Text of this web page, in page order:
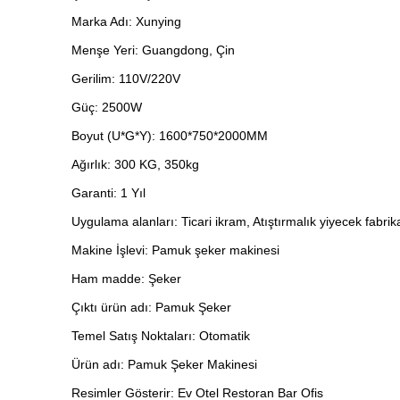
Marka Adı: Xunying
Menşe Yeri: Guangdong, Çin
Gerilim: 110V/220V
Güç: 2500W
Boyut (U*G*Y): 1600*750*2000MM
Ağırlık: 300 KG, 350kg
Garanti: 1 Yıl
Uygulama alanları: Ticari ikram, Atıştırmalık yiyecek
Makine İşlevi: Pamuk şeker makinesi
Ham madde: Şeker
Çıktı ürün adı: Pamuk Şeker
Temel Satış Noktaları: Otomatik
Ürün adı: Pamuk Şeker Makinesi
Resimler Gösterir: Ev Otel Restoran Bar Ofis